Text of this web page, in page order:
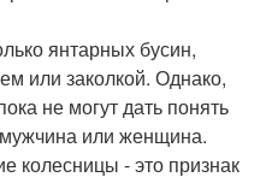
янтарных бусин,
или заколкой. Однако,
не могут дать понять
или женщина.
колесницы - это признак